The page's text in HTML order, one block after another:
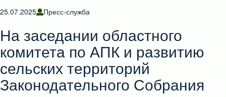
25.07.2025
Пресс-служба
На заседании областного
комитета по АПК и развитию
сельских территорий
Законодательного Собрания